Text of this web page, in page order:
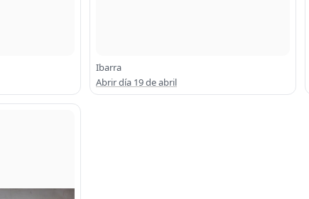
Ibarra
Abrir día 19 de abril